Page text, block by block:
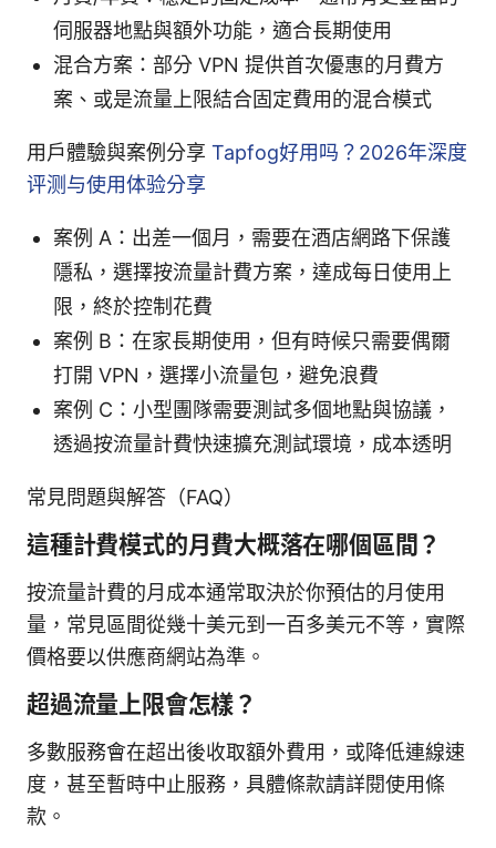
伺服器地點與額外功能，適合長期使用
混合方案：部分 VPN 提供首次優惠的月費方
案、或是流量上限結合固定費用的混合模式
用戶體驗與案例分享 Tapfog好用吗？2026年深度
评测与使用体验分享
案例 A：出差一個月，需要在酒店網路下保護
隱私，選擇按流量計費方案，達成每日使用上
限，終於控制花費
案例 B：在家長期使用，但有時候只需要偶爾
打開 VPN，選擇小流量包，避免浪費
案例 C：小型團隊需要測試多個地點與協議，
透過按流量計費快速擴充測試環境，成本透明
常見問題與解答（FAQ）
這種計費模式的月費大概落在哪個區間？
按流量計費的月成本通常取決於你預估的月使用
量，常見區間從幾十美元到一百多美元不等，實際
價格要以供應商網站為準。
超過流量上限會怎樣？
多數服務會在超出後收取額外費用，或降低連線速
度，甚至暫時中止服務，具體條款請詳閱使用條
款。